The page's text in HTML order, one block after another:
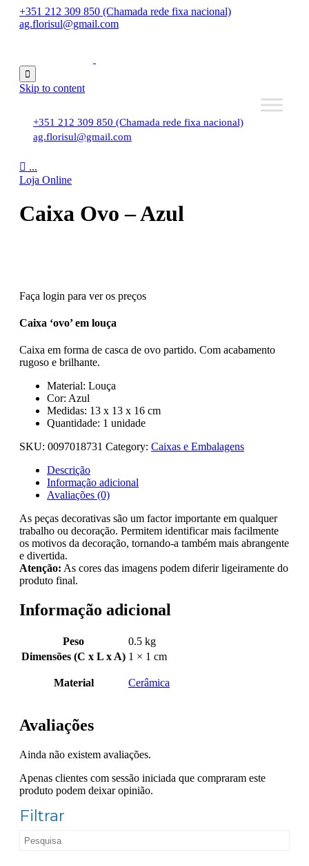
+351 212 309 850 (Chamada rede fixa nacional)
ag.florisul@gmail.com

Skip to content
+351 212 309 850 (Chamada rede fixa nacional)
ag.florisul@gmail.com
 ...
Loja Online
Caixa Ovo – Azul
Faça login para ver os preços
Caixa ‘ovo’ em louça
Caixa em forma de casca de ovo partido. Com acabamento
rugoso e brilhante.
Material: Louça
Cor: Azul
Medidas: 13 x 13 x 16 cm
Quantidade: 1 unidade
SKU: 0097018731 Category: Caixas e Embalagens
Descrição
Informação adicional
Avaliações (0)
As peças decorativas são um factor importante em qualquer
trabalho ou decoração. Permitem identificar mais facilmente
os motivos da decoração, tornando-a também mais abrangente
e divertida.
Atenção: As cores das imagens podem diferir ligeiramente do
produto final.
Informação adicional
Peso
0.5 kg
Dimensões (C x L x A) 1 × 1 cm
Material Cerâmica
Avaliações
Ainda não existem avaliações.
Apenas clientes com sessão iniciada que compraram este
produto podem deixar opinião.
Filtrar